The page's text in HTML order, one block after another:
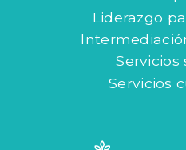
Liderazgo
Servicios
Servicios